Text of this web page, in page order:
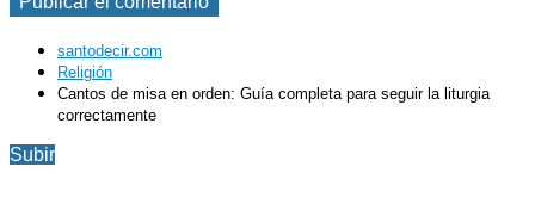
santodecir.com
Religión
Cantos de misa en orden: Guía completa para seguir la liturgia
correctamente
Subir